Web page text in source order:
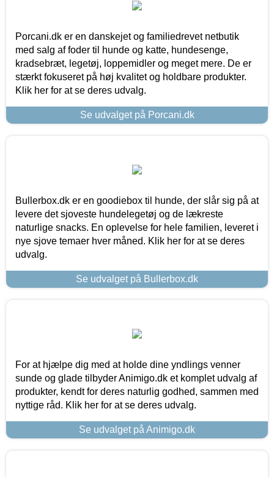
Porcani.dk er en danskejet og familiedrevet netbutik
med salg af foder til hunde og katte, hundesenge,
kradsebræt, legetøj, loppemidler og meget mere. De er
stærkt fokuseret på høj kvalitet og holdbare produkter.
Klik her for at se deres udvalg.
Se udvalget på Porcani.dk
Bullerbox.dk er en goodiebox til hunde, der slår sig på at
levere det sjoveste hundelegetøj og de lækreste
naturlige snacks. En oplevelse for hele familien, leveret i
nye sjove temaer hver måned. Klik her for at se deres
udvalg.
Se udvalget på Bullerbox.dk
For at hjælpe dig med at holde dine yndlings venner
sunde og glade tilbyder Animigo.dk et komplet udvalg af
produkter, kendt for deres naturlig godhed, sammen med
nyttige råd. Klik her for at se deres udvalg.
Se udvalget på Animigo.dk